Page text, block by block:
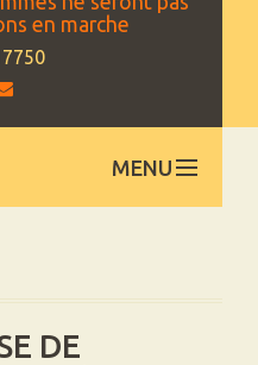
en marche
MENU
DE